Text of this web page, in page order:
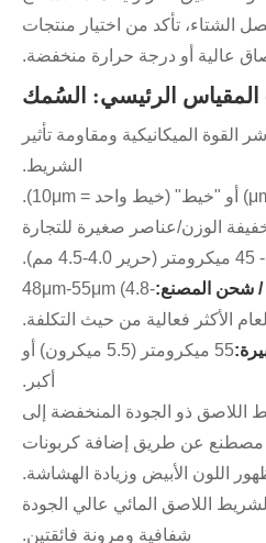
الشتاء، تأكد من اختيار منتجات
عالية أو درجة حرارة منخفضة.
الميكانيكية ومقاومة تأثير
الشريط.
الوزن/عناصر صغيرة للتجارة
/ شحن المصنع:48μm-55μm (4.8-
55 ميكرومتر (5.5 ميكرون) أو
أكبر.
اللاصق ذو الجودة المنخفضة إلى
عن طريق إضافة كربونات
اللون الأبيض وزيادة الهشاشة.
اللاصق المائي عالي الجودة
شفافية ومرونة فائقتين.